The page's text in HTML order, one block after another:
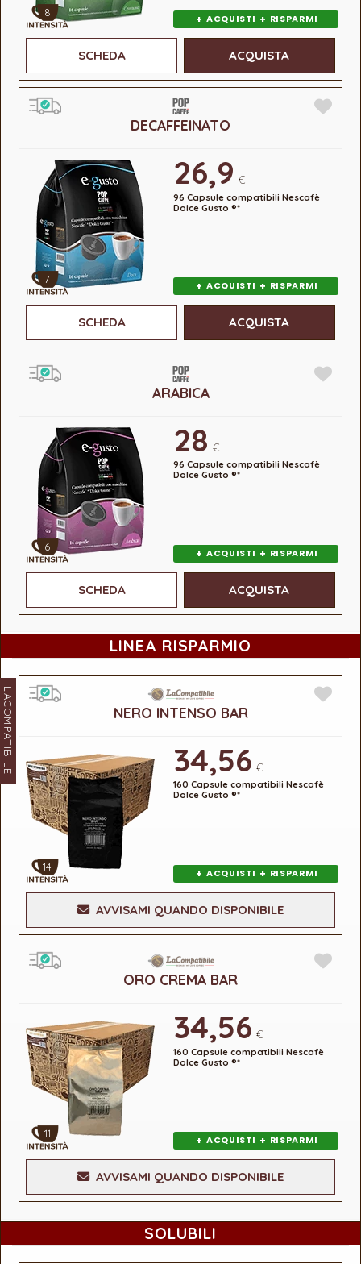
8 + ACQUISTI + RISPARMI
SCHEDA ACQUISTA
DECAFFEINATO
7
26,9 €
96 Capsule compatibili Nescafè
Dolce Gusto ®*
+ ACQUISTI + RISPARMI
SCHEDA ACQUISTA
ARABICA
6
28 €
96 Capsule compatibili Nescafè
Dolce Gusto ®*
+ ACQUISTI + RISPARMI
SCHEDA ACQUISTA
LINEA RISPARMIO
LACOMPATIBILE NERO INTENSO BAR
14
34,56 €
160 Capsule compatibili Nescafè
Dolce Gusto ®*
+ ACQUISTI + RISPARMI
AVVISAMI QUANDO DISPONIBILE
ORO CREMA BAR
11
34,56 €
160 Capsule compatibili Nescafè
Dolce Gusto ®*
+ ACQUISTI + RISPARMI
AVVISAMI QUANDO DISPONIBILE
SOLUBILI